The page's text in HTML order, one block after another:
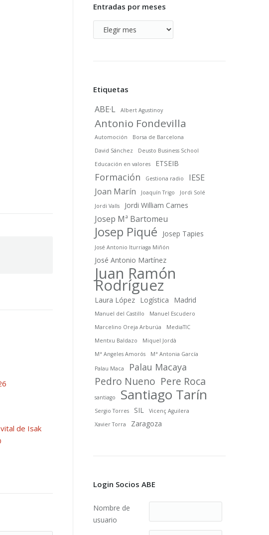
de Isak
Entradas por meses
Entradas
por
Etiquetas
ABE·L Albert Agustinoy
Antonio Fondevilla
Automoción
Borsa de Barcelona
David Sánchez
Deusto Business School
Educación en valores
ETSEIB
Formación Gestiona radio
IESE
Joan Marín
Joaquín Trigo
Jordi Solé
Jordi Valls
Jordi William Carnes
Josep Mª Bartomeu
Josep Piqué Josep Tapies
José Antonio Iturriaga Miñón
José Antonio Martínez
Juan Ramón
Rodríguez
Laura López Logística Madrid
Manuel del Castillo
Manuel Escudero
Marcelino Oreja Arburúa
MediaTIC
Mentxu Baldazo
Miquel Jordà
Mª Angeles Amorós
Mª Antonia García
Palau Maca Palau Macaya
Pedro Nueno Pere Roca
santiago Santiago Tarín
Sergio Torres SIL
Vicenç Aguilera
Xavier Torra
Zaragoza
Login Socios ABE
Nombre de
usuario